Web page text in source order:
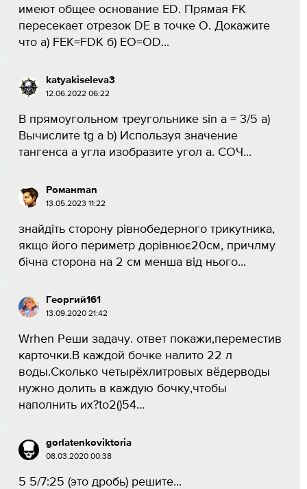
имеют общее основание ED. Прямая FK
пересекает отрезок DE в точке O. Докажите
что а) FEK=FDK б) EO=OD​...
katyakiseleva3
12.06.2022 06:22
В прямоугольном треугольнике sin a = 3/5 а)
Вычислите tg а b) Используя значение
тангенса а угла изобразите угол а. СОЧ...
Романman
13.05.2023 11:22
знайдіть сторону рівнобедерного трикутника,
якщо його периметр дорівнює20см, причлму
бічна сторона на 2 см менша від нього​...
Георгий161
13.09.2020 21:42
Wrhen Реши задачу. ответ покажи,переместив
карточки.В каждой бочке налито 22 л
воды.Сколько четырёхлитровых вёдерводы
нужно долить в каждую бочку,чтобы
наполнить их?to2()54...
gorlatenkoviktoria
08.03.2020 00:38
5 5/7:25 (это дробь) решите...